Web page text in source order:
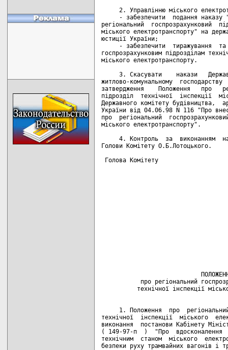
2. Управлінню міського
- забезпечити  подання наказу
регіональний  госпрозрахунковий
міського електротранспорту" на
юстиції України;
- забезпечити  тиражування
госпрозрахунковим підрозділам
міського електротранспорту.
3. Скасувати    накази
житлово-комунальному
затвердження    Положення   про
підрозділ  технічної  інспекції
Державного комітету будівництва,
України від 04.06.98 N 116 "Про
про  регіональний
міського електротранспорту".
4. Контроль  за  виконанням
Голови Комітету О.Б.Лотоцького.
Голова Комітету
про регіональний
технічної інспекції
1. Положення  про
технічної  інспекції  міського
виконання  постанови Кабінету
( 149-97-п  )  "Про  вдосконалення
технічним  станом  міського
безпеки руху трамвайних вагонів і